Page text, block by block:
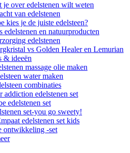
je over edelstenen wilt weten
van edelstenen
kies je de juiste edelsteen?
edelstenen en natuurproducten
edelstenen
vs Golden Healer en Lemurian
& ideeën
massage olie maken
water maken
combinaties
addiction edelstenen set
edelstenen set
set-you go sweety!
edelstenen set kids
ontwikkeling -set